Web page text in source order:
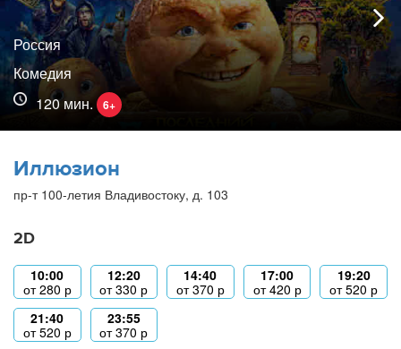
Россия
Комедия
120 мин.
6+
Иллюзион
пр-т 100-летия Владивостоку, д. 103
2D
10:00
от280 р
12:20
от330 р
14:40
от370 р
17:00
от420 р
19:20
от520 р
21:40
от520 р
23:55
от370 р